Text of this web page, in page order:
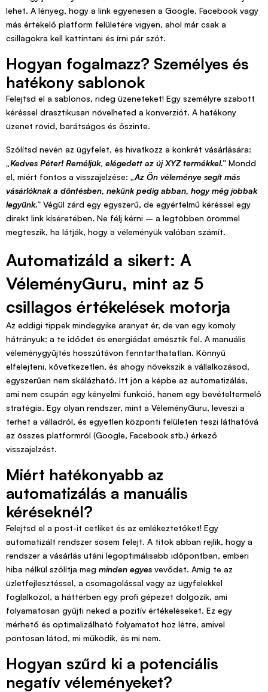
lehet. A lényeg, hogy a link egyenesen a Google, Facebook vagy
más értékelő platform felületére vigyen, ahol már csak a
csillagokra kell kattintani és írni pár szót.
Hogyan fogalmazz? Személyes és
hatékony sablonok
Felejtsd el a sablonos, rideg üzeneteket! Egy személyre szabott
kéréssel drasztikusan növelheted a konverziót. A hatékony
üzenet rövid, barátságos és őszinte.
Szólítsd nevén az ügyfelet, és hivatkozz a konkrét vásárlására:
„Kedves Péter! Reméljük, elégedett az új XYZ termékkel.” Mondd
el, miért fontos a visszajelzése: „Az Ön véleménye segít más
vásárlóknak a döntésben, nekünk pedig abban, hogy még jobbak
legyünk.” Végül zárd egy egyszerű, de egyértelmű kéréssel egy
direkt link kíséretében. Ne félj kérni – a legtöbben örömmel
megteszik, ha látják, hogy a véleményük valóban számít.
Automatizáld a sikert: A
VéleményGuru, mint az 5
csillagos értékelések motorja
Az eddigi tippek mindegyike aranyat ér, de van egy komoly
hátrányuk: a te idődet és energiádat emésztik fel. A manuális
véleménygyűjtés hosszútávon fenntarthatatlan. Könnyű
elfelejteni, következetlen, és ahogy növekszik a vállalkozásod,
egyszerűen nem skálázható. Itt jön a képbe az automatizálás,
ami nem csupán egy kényelmi funkció, hanem egy bevételtermelő
stratégia. Egy olyan rendszer, mint a VéleményGuru, leveszi a
terhet a válladról, és egyetlen központi felületen teszi láthatóvá
az összes platformról (Google, Facebook stb.) érkező
visszajelzést.
Miért hatékonyabb az
automatizálás a manuális
kéréseknél?
Felejtsd el a post-it cetliket és az emlékeztetőket! Egy
automatizált rendszer sosem felejt. A titok abban rejlik, hogy a
rendszer a vásárlás utáni legoptimálisabb időpontban, emberi
hiba nélkül szólítja meg minden egyes vevődet. Amíg te az
üzletfejlesztéssel, a csomagolással vagy az ügyfelekkel
foglalkozol, a háttérben egy profi gépezet dolgozik, ami
folyamatosan gyűjti neked a pozitív értékeléseket. Ez egy
mérhető és optimalizálható folyamatot hoz létre, amivel
pontosan látod, mi működik, és mi nem.
Hogyan szűrd ki a potenciális
negatív véleményeket?